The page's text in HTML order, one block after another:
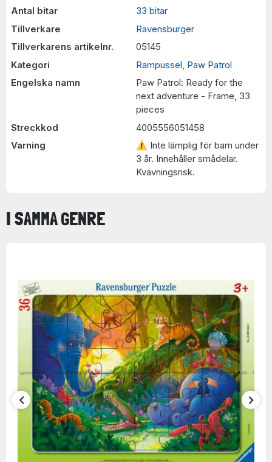
Antal bitar
33 bitar
Tillverkare
Ravensburger
Tillverkarens artikelnr.
05145
Kategori
Rampussel Paw Patrol
Engelska namn
Paw Patrol: Ready for the
next adventure - Frame, 33
pieces
Streckkod
4005556051458
Varning
⚠ Inte lämplig för barn under
3 år. Innehåller smådelar.
Kvävningsrisk.
I SAMMA GENRE